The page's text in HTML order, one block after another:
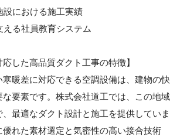
設における施工実績
る社員教育システム
応した高品質ダクト工事の特徴】
暖差に対応できる空調設備は、建物の快
要素です。株式会社道工では、この地域
最適なダクト設計と施工を提供していま
れた素材選定と気密性の高い接合技術